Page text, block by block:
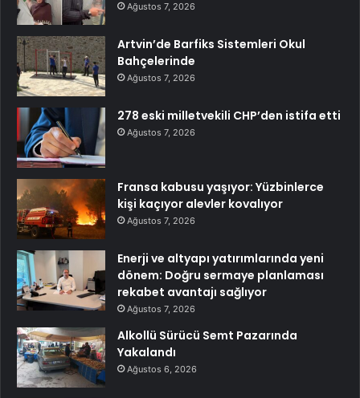
Ağustos 7, 2026
Artvin’de Barfiks Sistemleri Okul
Bahçelerinde
Ağustos 7, 2026
278 eski milletvekili CHP’den istifa etti
Ağustos 7, 2026
Fransa kabusu yaşıyor: Yüzbinlerce
kişi kaçıyor alevler kovalıyor
Ağustos 7, 2026
Enerji ve altyapı yatırımlarında yeni
dönem: Doğru sermaye planlaması
rekabet avantajı sağlıyor
Ağustos 7, 2026
Alkollü Sürücü Semt Pazarında
Yakalandı
Ağustos 6, 2026